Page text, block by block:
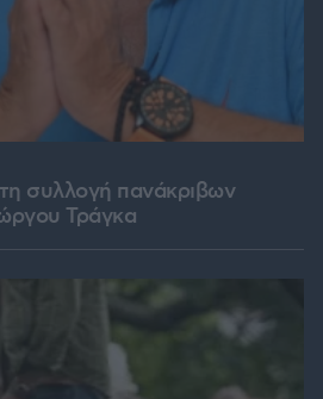
συλλογή πανάκριβων
Τράγκα